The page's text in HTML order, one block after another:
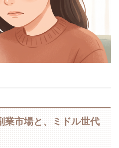
業市場と、ミドル世代